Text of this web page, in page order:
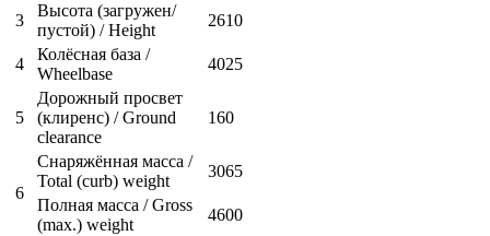
3
Высота (загружен/
пустой) / Height
2610
4
Колёсная база /
Wheelbase
4025
5
Дорожный просвет
(клиренс) / Ground
clearance
160
6
Снаряжённая масса /
Total (curb) weight
3065
Полная масса / Gross
(max.) weight
4600